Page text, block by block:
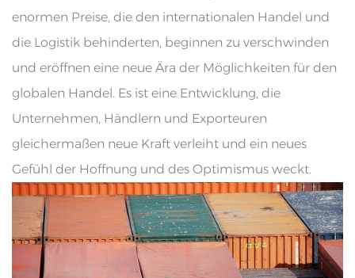
enormen Preise, die den internationalen Handel und
die Logistik behinderten, beginnen zu verschwinden
und eröffnen eine neue Ära der Möglichkeiten für den
globalen Handel. Es ist eine Entwicklung, die
Unternehmen, Händlern und Exporteuren
gleichermaßen neue Kraft verleiht und ein neues
Gefühl der Hoffnung und des Optimismus weckt.